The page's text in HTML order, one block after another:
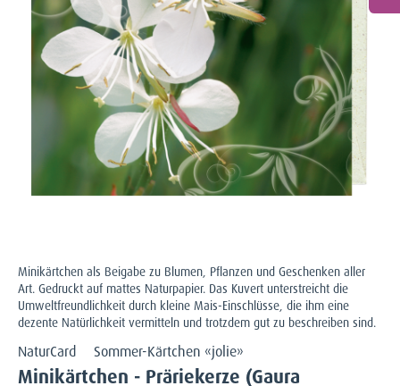
Minikärtchen als Beigabe zu Blumen, Pflanzen und Geschenken aller
Art. Gedruckt auf mattes Naturpapier. Das Kuvert unterstreicht die
Umweltfreundlichkeit durch kleine Mais-Einschlüsse, die ihm eine
dezente Natürlichkeit vermitteln und trotzdem gut zu beschreiben sind.
NaturCard Sommer-Kärtchen «jolie»
Minikärtchen - Präriekerze (Gaura